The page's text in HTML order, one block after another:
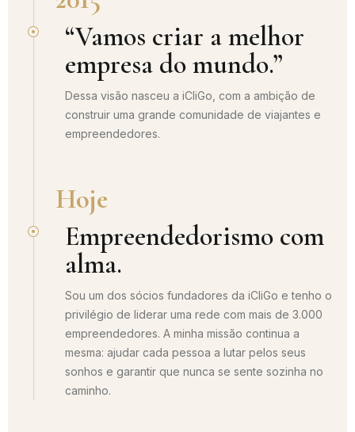
“Vamos criar a melhor
empresa do mundo.”
Dessa visão nasceu a iCliGo, com a ambição de
construir uma grande comunidade de viajantes e
empreendedores.
Hoje
Empreendedorismo com
alma.
Sou um dos sócios fundadores da iCliGo e tenho o
privilégio de liderar uma rede com mais de 3.000
empreendedores. A minha missão continua a
mesma: ajudar cada pessoa a lutar pelos seus
sonhos e garantir que nunca se sente sozinha no
caminho.